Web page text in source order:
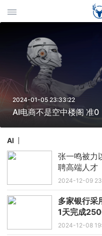
2024-01-05 23:33:22
AI电商不是空中楼阁 准0
AI
张一鸣被力
聘高端人才
2024-12-09
多家银行采
1天完成
2024-12-08